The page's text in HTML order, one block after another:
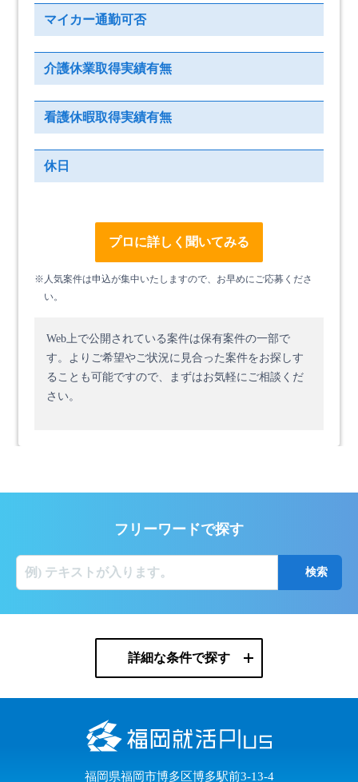
マイカー通勤可否
介護休業取得実績有無
看護休暇取得実績有無
休日
プロに詳しく聞いてみる
※人気案件は申込が集中いたしますので、お早めにご応募くださ
い。
Web上で公開されている案件は保有案件の一部で
す。 よりご希望やご状況に見合った案件をお探しす
ることも可能ですので、まずはお気軽にご相談くだ
さい。
フリーワードで探す
詳細な条件で探す
福岡県福岡市博多区博多駅前3-13-4